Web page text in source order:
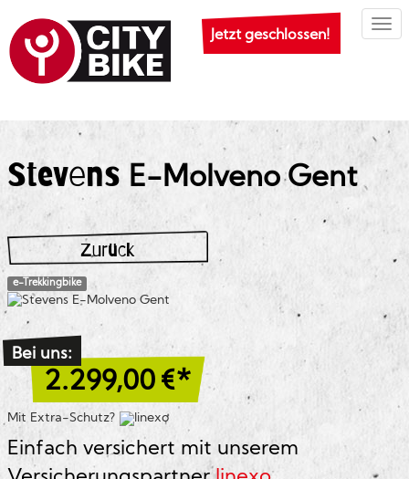
Jetzt geschlossen!
Stevens E-Molveno Gent
Zurück
e-Trekkingbike
Bei uns:
2.299,00 €*
Mit Extra-Schutz?
Einfach versichert mit unserem